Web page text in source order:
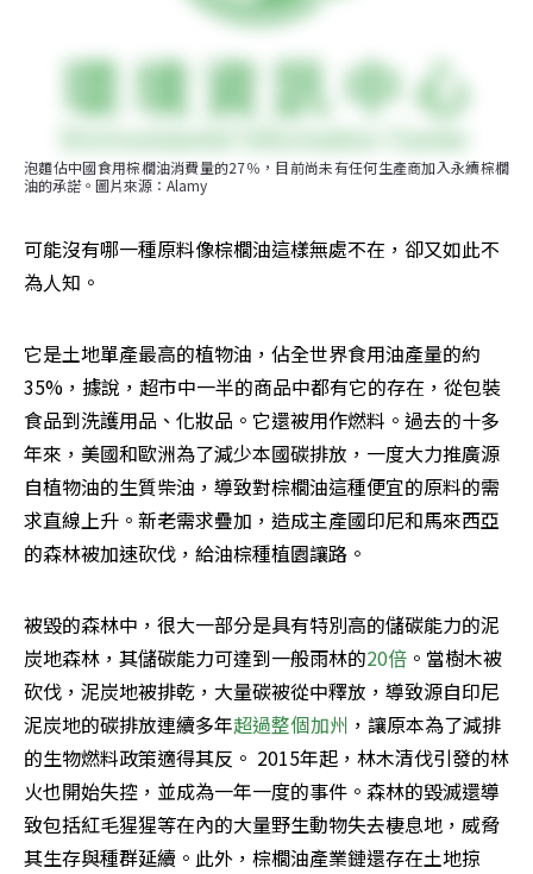
泡麵佔中國食用棕櫚油消費量的27％，目前尚未有任何生產商加入永續棕櫚
油的承諾。圖片來源：Alamy
可能沒有哪一種原料像棕櫚油這樣無處不在，卻又如此不
為人知。
它是土地單產最高的植物油，佔全世界食用油產量的約
35%，據說，超市中一半的商品中都有它的存在，從包裝
食品到洗護用品、化妝品。它還被用作燃料。過去的十多
年來，美國和歐洲為了減少本國碳排放，一度大力推廣源
自植物油的生質柴油，導致對棕櫚油這種便宜的原料的需
求直線上升。新老需求疊加，造成主產國印尼和馬來西亞
的森林被加速砍伐，給油棕種植園讓路。
被毀的森林中，很大一部分是具有特別高的儲碳能力的泥
炭地森林，其儲碳能力可達到一般雨林的20倍 。當樹木被
砍伐，泥炭地被排乾，大量碳被從中釋放，導致源自印尼
泥炭地的碳排放連續多年超過整個加州 ，讓原本為了減排
的生物燃料政策適得其反。 2015年起，林木清伐引發的林
火也開始失控，並成為一年一度的事件。森林的毀滅還導
致包括紅毛猩猩等在內的大量野生動物失去棲息地，威脅
其生存與種群延續。此外，棕櫚油產業鏈還存在土地掠